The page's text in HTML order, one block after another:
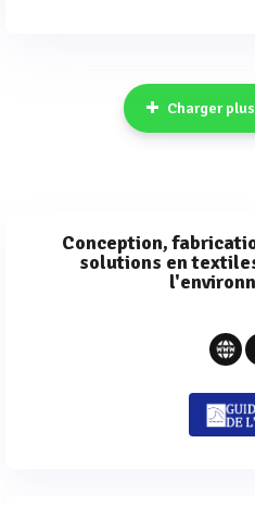
Charger
Conception,
solutions en